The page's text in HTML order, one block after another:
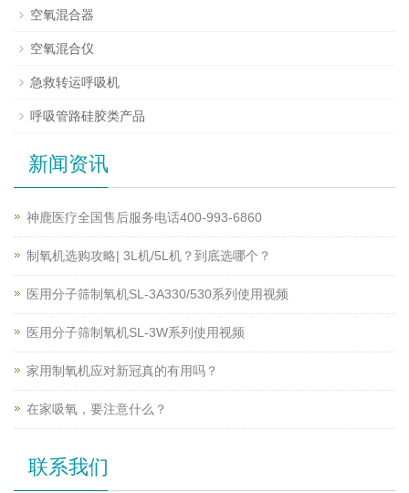
空氧混合器
空氧混合仪
急救转运呼吸机
呼吸管路硅胶类产品
新闻资讯
神鹿医疗全国售后服务电话400-993-6860
制氧机选购攻略| 3L机/5L机？到底选哪个？
医用分子筛制氧机SL-3A330/530系列使用视频
医用分子筛制氧机SL-3W系列使用视频
家用制氧机应对新冠真的有用吗？
在家吸氧，要注意什么？
联系我们